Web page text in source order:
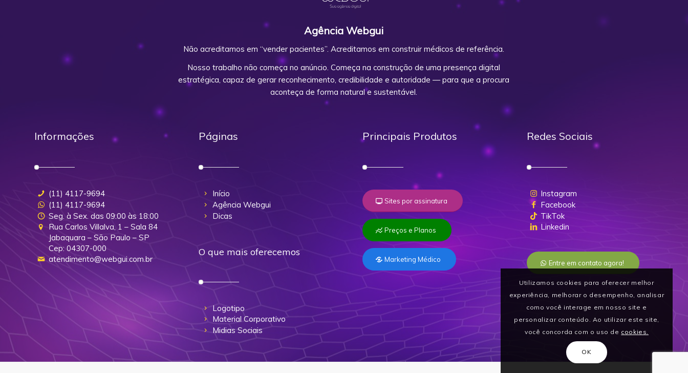
Agência Webgui
Não acreditamos em “vender pacientes”. Acreditamos em construir médicos de referência.
Nosso trabalho não começa no anúncio. Começa na construção de uma presença digital
estratégica, capaz de gerar reconhecimento, credibilidade e autoridade — para que a procura
aconteça de forma natural e sustentável.
Informações
(11) 4117-9694
(11) 4117-9694
Seg. à Sex. das 09:00 às 18:00
Rua Carlos Villalva, 1 – Sala 84
Jabaquara – São Paulo – SP
Cep: 04307-000
atendimento@webgui.com.br
Páginas
Início
Agência Webgui
Dicas
O que mais oferecemos
Logotipo
Material Corporativo
Midias Sociais
Principais Produtos
Sites por assinatura
Preços e Planos
Marketing Médico
Redes Sociais
Instagram
Facebook
TikTok
Linkedin
Entre em contato agora!
Utilizamos cookies para oferecer melhor
experiência, melhorar o desempenho, analisar
como você interage em nosso site e
personalizar conteúdo. Ao utilizar este site,
você concorda com o uso de cookies.
OK